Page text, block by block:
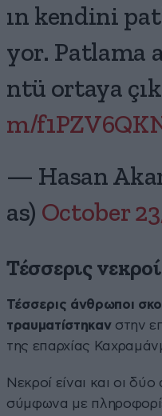
ın kendini
yor. Patlama
ntü ortaya
m/
— Hasan
as) October
Τέσσερις
Τέσσερις άνθρωποι
τραυματίστηκανστην
της επαρχίας
Νεκροί είναι και οι
σύμφωνα με